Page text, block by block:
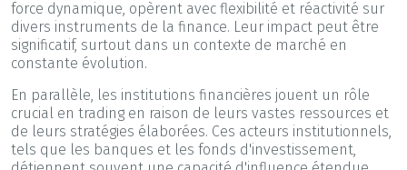
force dynamique, opèrent avec flexibilité et réactivité sur
divers instruments de la finance. Leur impact peut être
significatif, surtout dans un contexte de marché en
constante évolution.
En parallèle, les institutions financières jouent un rôle
crucial en trading en raison de leurs vastes ressources et
de leurs stratégies élaborées. Ces acteurs institutionnels,
tels que les banques et les fonds d'investissement,